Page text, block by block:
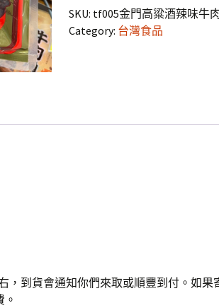
SKU: tf005金門高粱酒辣味牛
Category: 台灣食品
，到貨會通知你們來取或順豐到付。如果